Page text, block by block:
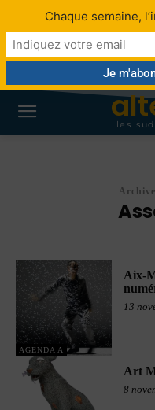
les
AGENDA A
Aix-
13
Art
8
Chaque semaine,